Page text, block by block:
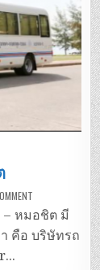
มิ
นิ
บัส
ระยอง
– หมอชิต มี
คือ บริษัทรถ